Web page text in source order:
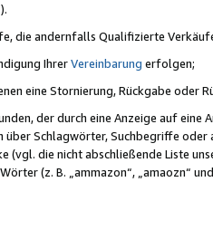
die andernfalls Qualifizierte
IhrerVereinbarung erfolgen;
eine Stornierung, Rückgabe oder
der durch eine Anzeige auf
über Schlagwörter, Suchbegriffe
(vgl. die nicht abschließende Liste
(z. B. „ammazon“, „amaozn“